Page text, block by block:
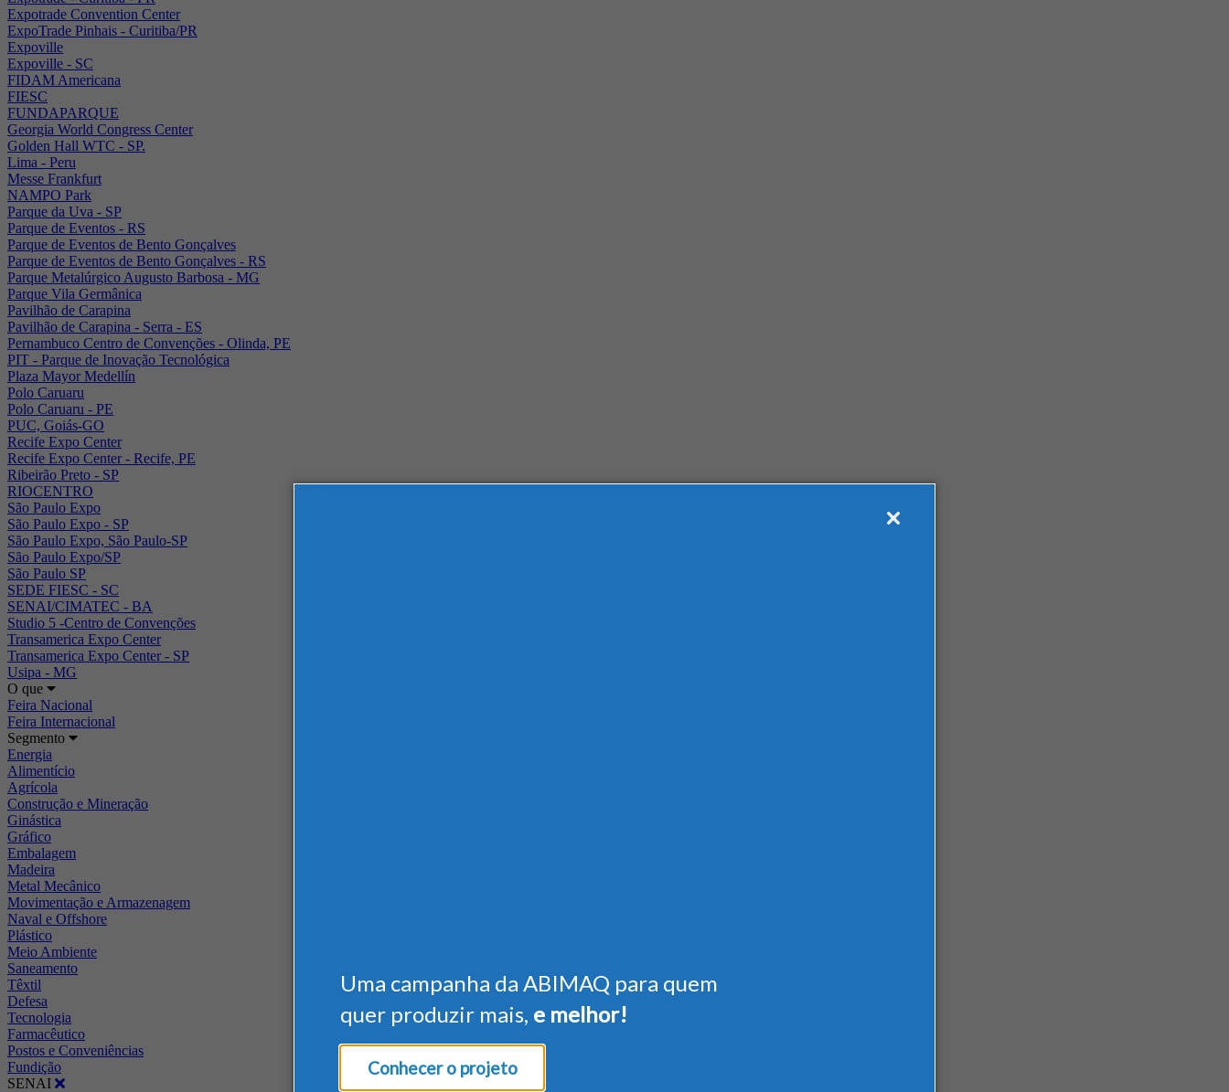
Uma campanha da ABIMAQ para quem
quer produzir mais, e melhor!
Conhecer o projeto
Expotrade Convention Center
ExpoTrade Pinhais - Curitiba/PR
Expoville
Expoville - SC
FIDAM Americana
FIESC
FUNDAPARQUE
Georgia World Congress Center
Golden Hall WTC - SP.
Lima - Peru
Messe Frankfurt
NAMPO Park
Parque da Uva - SP
Parque de Eventos - RS
Parque de Eventos de Bento Gonçalves
Parque de Eventos de Bento Gonçalves - RS
Parque Metalúrgico Augusto Barbosa - MG
Parque Vila Germânica
Pavilhão de Carapina
Pavilhão de Carapina - Serra - ES
Pernambuco Centro de Convenções - Olinda, PE
PIT - Parque de Inovação Tecnológica
Plaza Mayor Medellín
Polo Caruaru
Polo Caruaru - PE
PUC, Goiás-GO
Recife Expo Center
Recife Expo Center - Recife, PE
Ribeirão Preto - SP
RIOCENTRO
São Paulo Expo
São Paulo Expo - SP
São Paulo Expo, São Paulo-SP
São Paulo Expo/SP
São Paulo SP
SEDE FIESC - SC
SENAI/CIMATEC - BA
Studio 5 -Centro de Convenções
Transamerica Expo Center
Transamerica Expo Center - SP
Usipa - MG
O que
Feira Nacional
Feira Internacional
Segmento
Energia
Alimentício
Agrícola
Construção e Mineração
Ginástica
Gráfico
Embalagem
Madeira
Metal Mecânico
Movimentação e Armazenagem
Naval e Offshore
Plástico
Meio Ambiente
Saneamento
Têxtil
Defesa
Tecnologia
Farmacêutico
Postos e Conveniências
Fundição
SENAI